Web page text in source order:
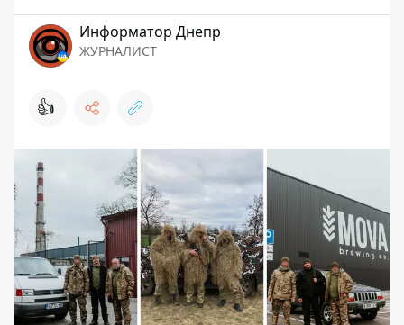
Информатор Днепр
ЖУРНАЛИСТ
👍